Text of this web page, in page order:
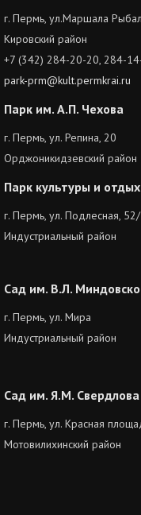
г. Пермь, ул.Маршала
Кировский район
+7 (342) 284-20-20, 284-
park-prm@kult.permkrai.ru
Парк им. А.П. Чехова
г. Пермь, ул. Репина, 20
Орджоникидзевский район
Парк культуры и
г. Пермь, ул. Подлесная,
Индустриальный район
Сад им. В.Л.
г. Пермь, ул. Мира
Индустриальный район
Сад им. Я.М. Свердлова
г. Пермь, ул. Красная
Мотовилихинский район